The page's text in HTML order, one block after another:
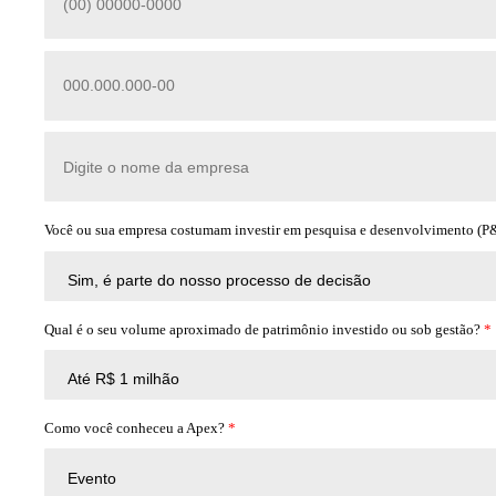
Você ou sua empresa costumam investir em pesquisa e desenvolvimento
Qual é o seu volume aproximado de patrimônio investido ou sob gestão? *
Como você conheceu a Apex? *